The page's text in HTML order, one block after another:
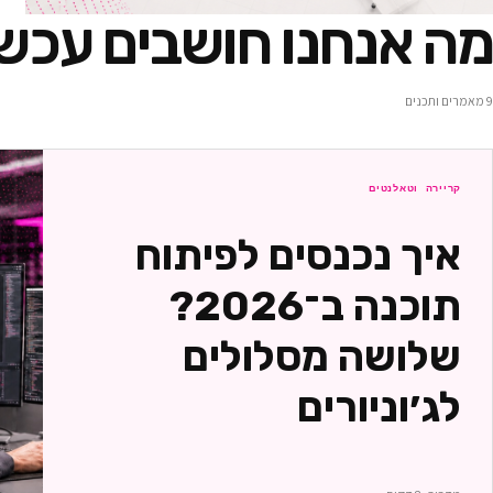
מה אנחנו חושבים
9 מאמרים ותכנים
קריירה וטאלנטים
איך נכנסים לפיתוח
תוכנה ב־2026?
שלושה מסלולים
לג׳וניורים